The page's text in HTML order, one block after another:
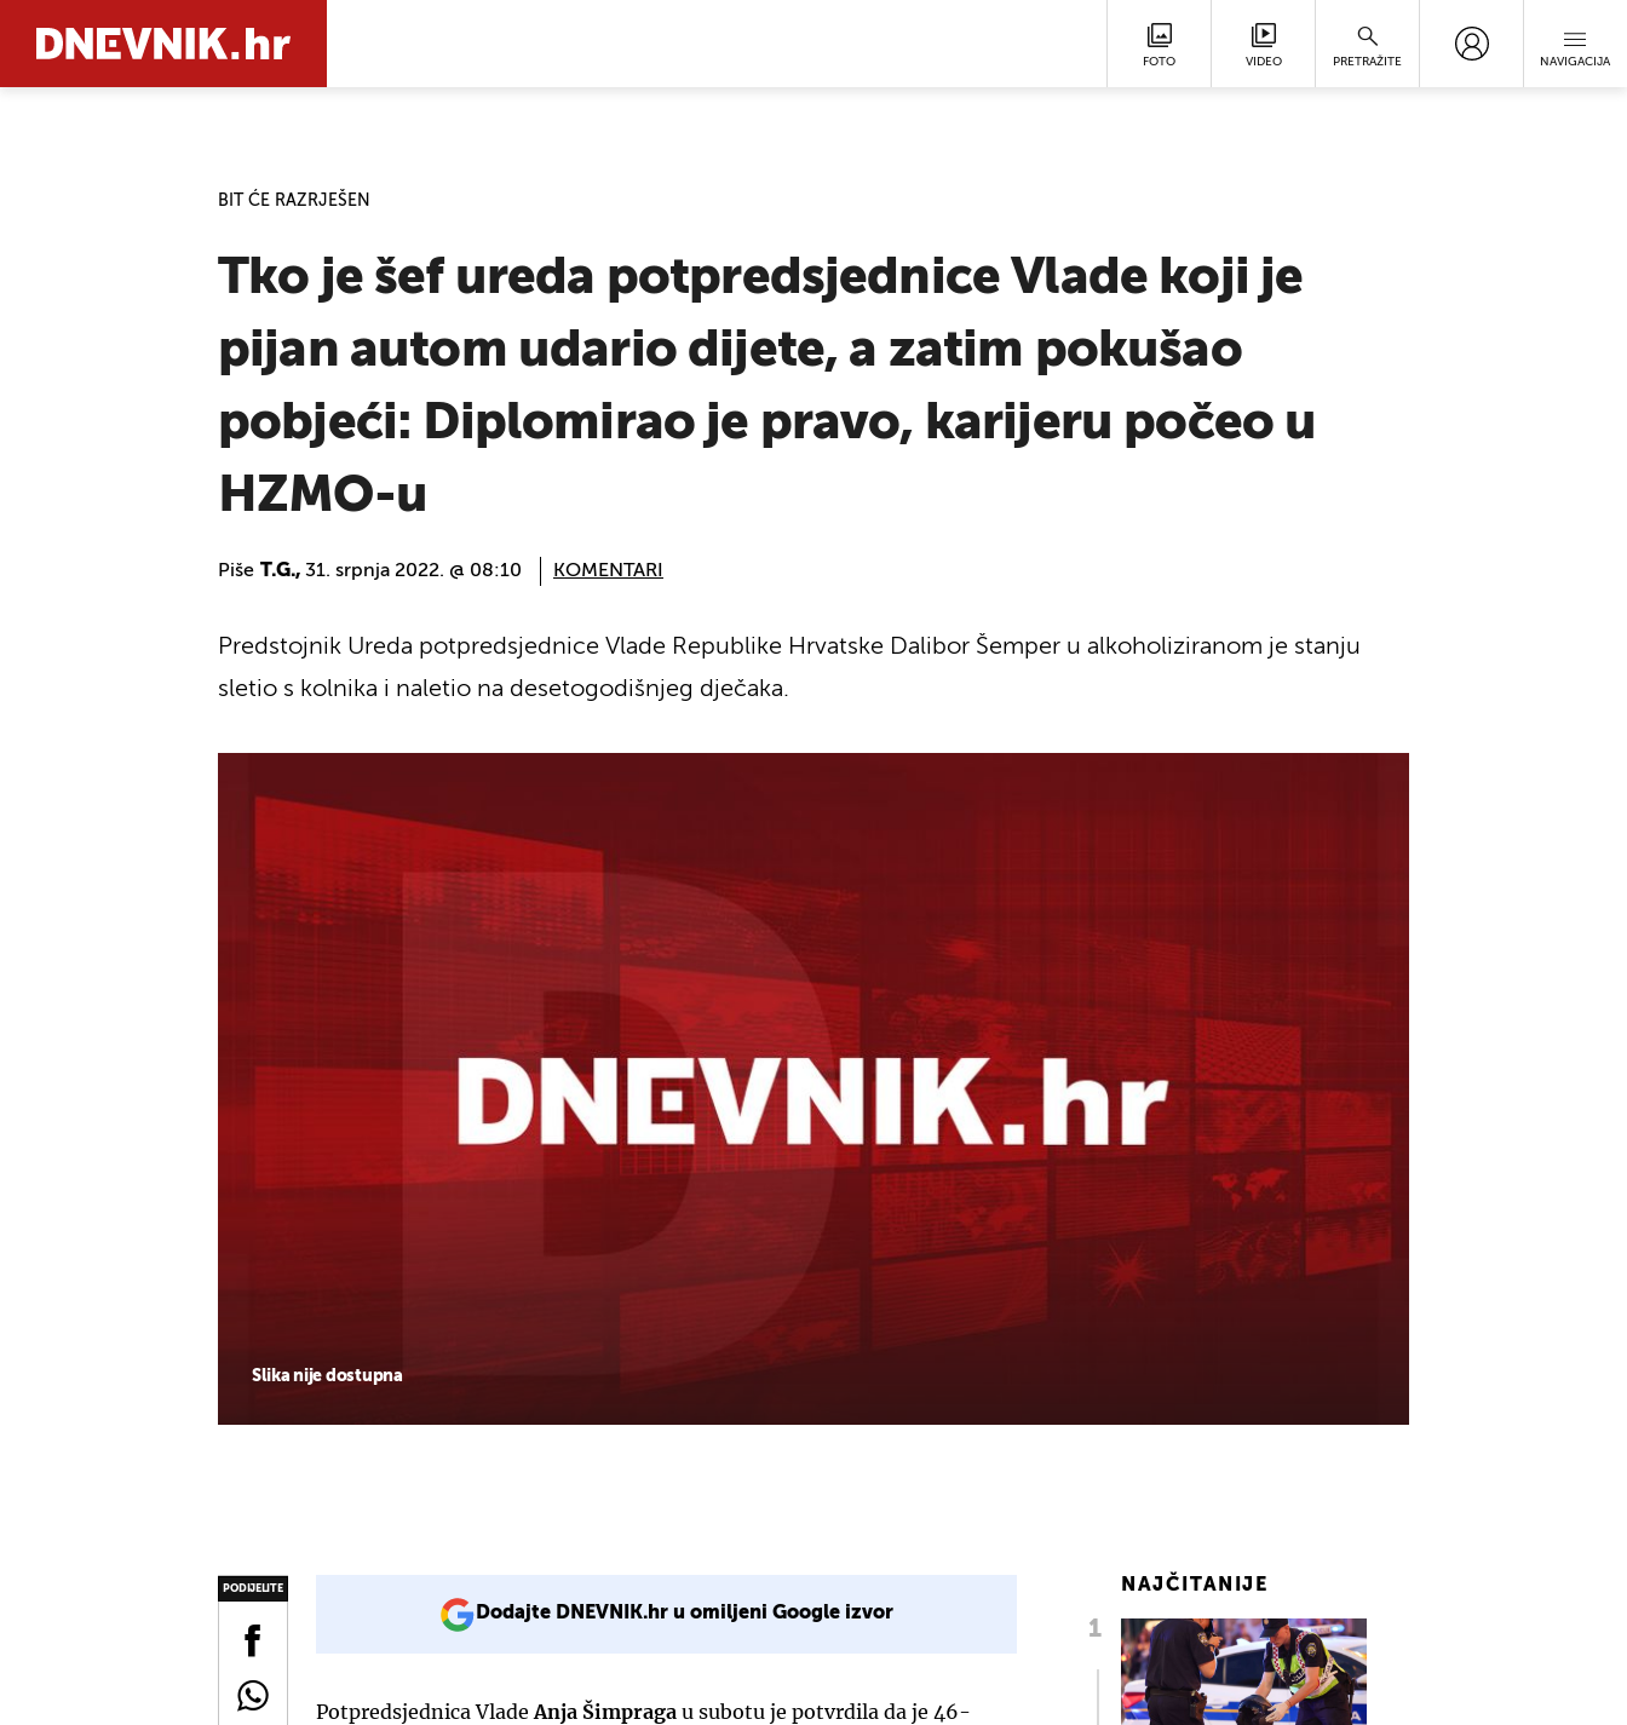
FOTO VIDEO PRETRAŽITE NAVIGACIJA
BIT ĆE RAZRJEŠEN
Tko je šef ureda potpredsjednice Vlade koji je
pijan autom udario dijete, a zatim pokušao
pobjeći: Diplomirao je pravo, karijeru počeo u
HZMO-u
Piše T.G., 31. srpnja 2022. @ 08:10 KOMENTARI
Slika nije dostupna
Predstojnik Ureda potpredsjednice Vlade Republike Hrvatske Dalibor Šemper u alkoholiziranom je stanju
sletio s kolnika i naletio na desetogodišnjeg dječaka.
PODIJELITE
Dodajte DNEVNIK.hr u omiljeni Google izvor
Potpredsjednica Vlade Anja Šimpraga u subotu je potvrdila da je 46-
NAJČITANIJE